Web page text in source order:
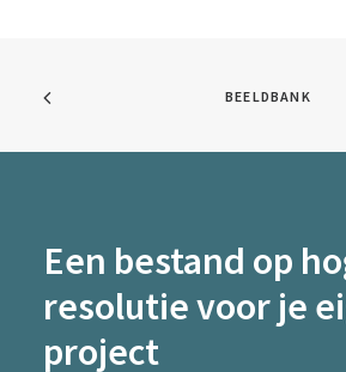
BEELDBANK
Een bestand op
resolutie voor je
project